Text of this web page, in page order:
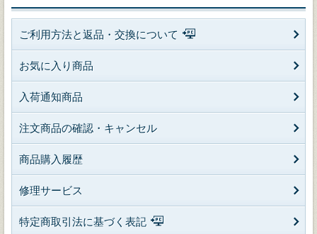
ご利用方法と返品・交換について
お気に入り商品
入荷通知商品
注文商品の確認・キャンセル
商品購入履歴
修理サービス
特定商取引法に基づく表記